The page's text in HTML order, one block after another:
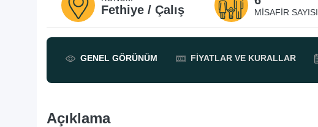
Fethiye / Çalış MISAFIR SAYISI
GENEL GÖRÜNÜM FIYATLAR VE KURALLAR
Açıklama